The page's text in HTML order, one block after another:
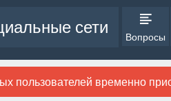
сети
Вопросы
пользователей временно